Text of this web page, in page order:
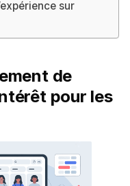
sur
de
pour les